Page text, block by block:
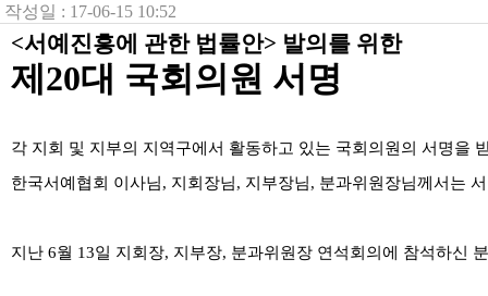
작성일 : 17-06-15 10:52
<서예진흥에 관한 법률안> 발의를 위한
제20대 국회의원 서명
각 지회 및 지부의 지역구에서 활동하고 있는 국회의원의 서명을
한국서예협회 이사님, 지회장님, 지부장님, 분과위원장님께서는
지난 6월 13일 지회장, 지부장, 분과위원장 연석회의에 참석하신